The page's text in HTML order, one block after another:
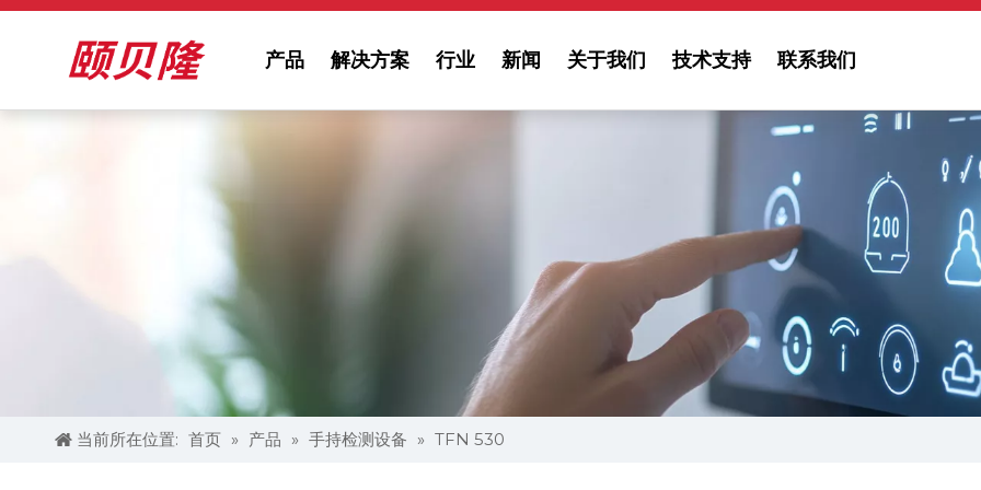
产品 解决方案 行业 新闻 关于我们 技术支持 联系我们
当前所在位置: 首页 » 产品 » 手持检测设备 » TFN 530